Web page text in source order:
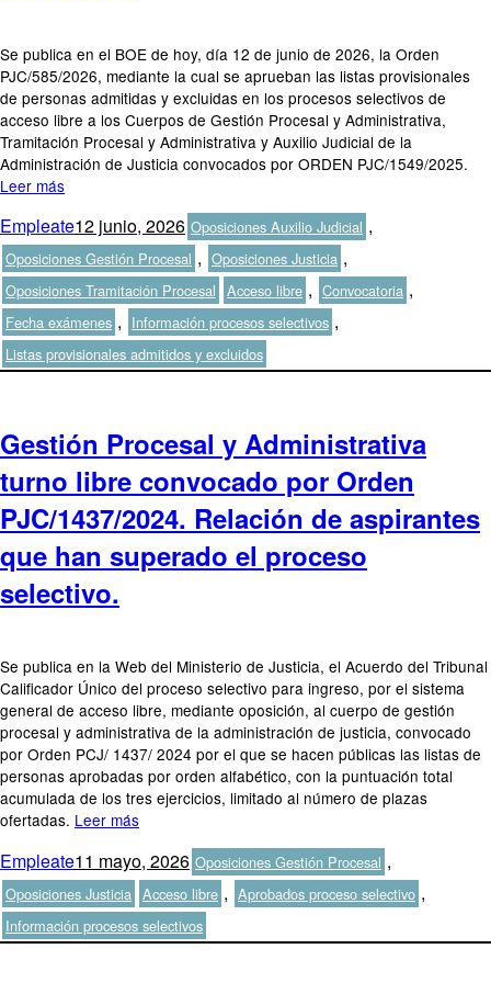
Se publica en el BOE de hoy, día 12 de junio de 2026, la Orden
PJC/585/2026, mediante la cual se aprueban las listas provisionales
de personas admitidas y excluidas en los procesos selectivos de
acceso libre a los Cuerpos de Gestión Procesal y Administrativa,
Tramitación Procesal y Administrativa y Auxilio Judicial de la
Administración de Justicia convocados por ORDEN PJC/1549/2025.
Leer más
Autor
EmpleatePublicado
el
12 junio, 2026Categorías
Oposiciones Auxilio Judicial ,
Oposiciones Gestión Procesal , Oposiciones Justicia ,
Oposiciones Tramitación Procesal Etiquetas
Acceso libre , Convocatoria ,
Fecha exámenes , Información procesos selectivos ,
Listas provisionales admitidos y excluidos
Gestión Procesal y Administrativa
turno libre convocado por Orden
PJC/1437/2024. Relación de aspirantes
que han superado el proceso
selectivo.
Se publica en la Web del Ministerio de Justicia, el Acuerdo del Tribunal
Calificador Único del proceso selectivo para ingreso, por el sistema
general de acceso libre, mediante oposición, al cuerpo de gestión
procesal y administrativa de la administración de justicia, convocado
por Orden PCJ/ 1437/ 2024 por el que se hacen públicas las listas de
personas aprobadas por orden alfabético, con la puntuación total
acumulada de los tres ejercicios, limitado al número de plazas
ofertadas. Leer más
Autor
EmpleatePublicado
el
11 mayo, 2026Categorías
Oposiciones Gestión Procesal ,
Oposiciones Justicia Etiquetas
Acceso libre , Aprobados proceso selectivo ,
Información procesos selectivos